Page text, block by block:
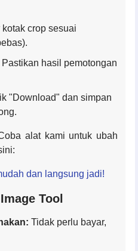
kotak crop sesuai
Pastikan hasil pemotongan
"Download" dan simpan
alat kami untuk ubah
dan langsung jadi!
Tool
Tidak perlu bayar,